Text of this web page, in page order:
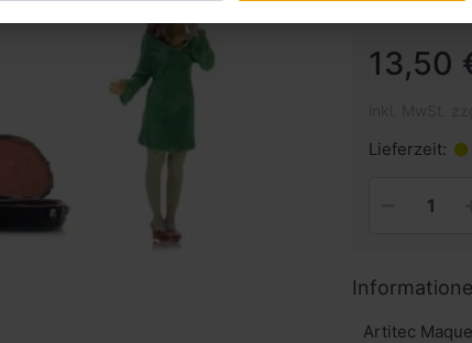
13,50
Lieferzeit:
Artitec